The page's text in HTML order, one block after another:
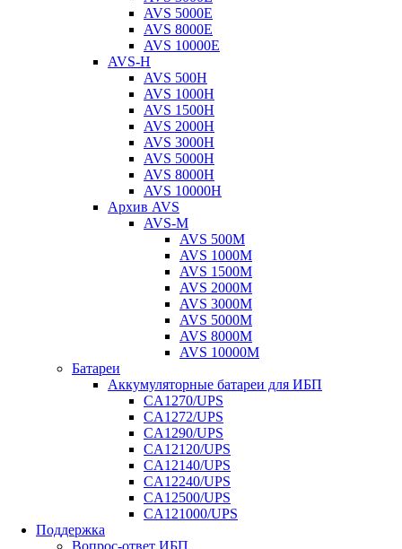
AVS 5000E
AVS 8000E
AVS 10000E
AVS-H
AVS 500H
AVS 1000H
AVS 1500H
AVS 2000H
AVS 3000H
AVS 5000H
AVS 8000H
AVS 10000H
Архив AVS
AVS-M
AVS 500M
AVS 1000M
AVS 1500M
AVS 2000M
AVS 3000M
AVS 5000M
AVS 8000M
AVS 10000M
Батареи
Аккумуляторные батареи для ИБП
CA1270/UPS
CA1272/UPS
CA1290/UPS
CA12120/UPS
CA12140/UPS
CA12240/UPS
CA12500/UPS
CA121000/UPS
Поддержка
Вопрос-ответ ИБП